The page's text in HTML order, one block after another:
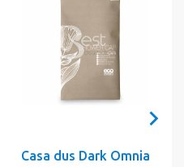
Casa dus Dark Omnia